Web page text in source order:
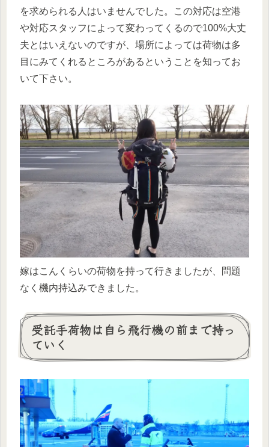
を求められる人はいませんでした。この対応は空港
や対応スタッフによって変わってくるので100%大丈
夫とはいえないのですが、場所によっては荷物は多
目にみてくれるところがあるということを知ってお
いて下さい。
嫁はこんくらいの荷物を持って行きましたが、問題
なく機内持込みできました。
受託手荷物は自ら飛行機の前まで持っ
ていく